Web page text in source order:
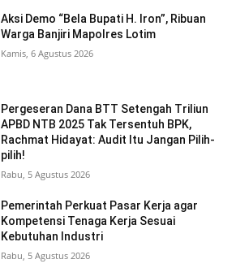
Aksi Demo “Bela Bupati H. Iron”, Ribuan
Warga Banjiri Mapolres Lotim
Kamis, 6 Agustus 2026
Pergeseran Dana BTT Setengah Triliun
APBD NTB 2025 Tak Tersentuh BPK,
Rachmat Hidayat: Audit Itu Jangan Pilih-
pilih!
Rabu, 5 Agustus 2026
Pemerintah Perkuat Pasar Kerja agar
Kompetensi Tenaga Kerja Sesuai
Kebutuhan Industri
Rabu, 5 Agustus 2026